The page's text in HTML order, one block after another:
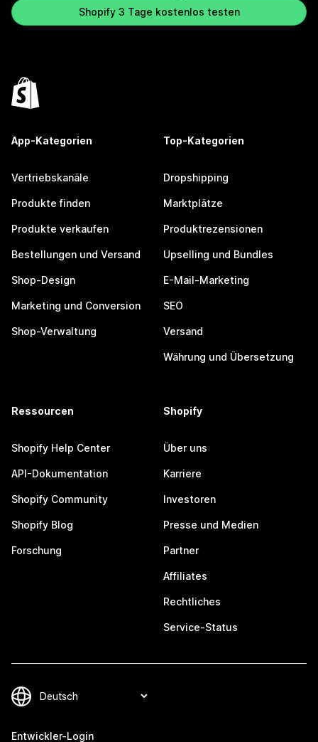
Shopify 3 Tage kostenlos testen
App-Kategorien
Vertriebskanäle
Produkte finden
Produkte verkaufen
Bestellungen und Versand
Shop-Design
Marketing und Conversion
Shop-Verwaltung
Top-Kategorien
Dropshipping
Marktplätze
Produktrezensionen
Upselling und Bundles
E-Mail-Marketing
SEO
Versand
Währung und Übersetzung
Ressourcen
Shopify Help Center
API-Dokumentation
Shopify Community
Shopify Blog
Forschung
Shopify
Über uns
Karriere
Investoren
Presse und Medien
Partner
Affiliates
Rechtliches
Service-Status
Entwickler-Login